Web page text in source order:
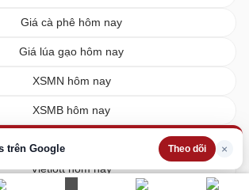
trên Google Theo dõi ×
Giá cà phê hôm nay
Giá lúa gạo hôm nay
XSMN hôm nay
XSMB hôm nay
Vietlott hôm nay